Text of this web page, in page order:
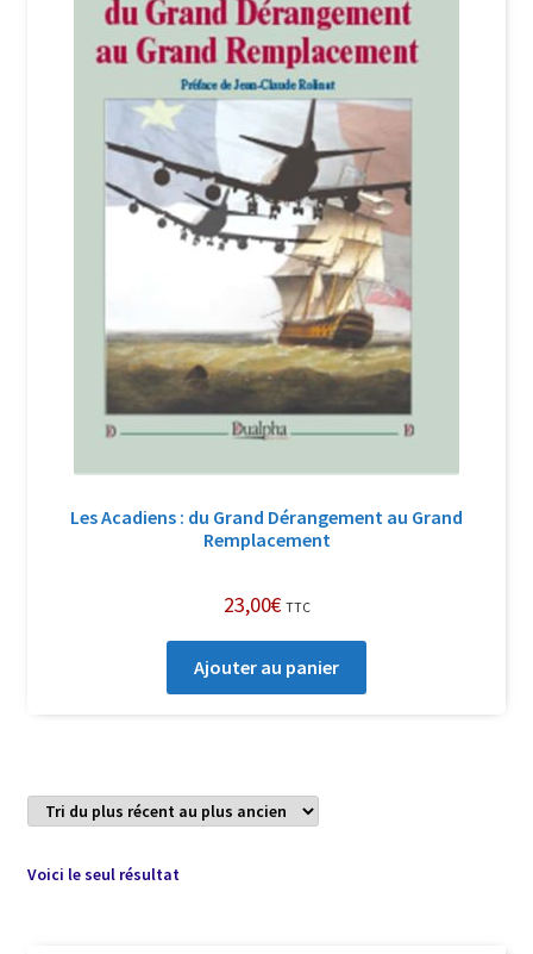
Login Customizer
Nous Contacter
Politique de confidentialité et cookies
Qui sommes-nous ?
Suivi de la Commande
Les Acadiens : du Grand Dérangement au Grand
Remplacement
23,00€ TTC
Ajouter au panier
Voici le seul résultat